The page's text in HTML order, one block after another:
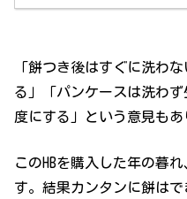
「餅つき後はすぐに洗わ
る」「パンケースは洗わ
度にする」という意見もあ
このHBを購入した年の暮
す。結果カンタンに餅は